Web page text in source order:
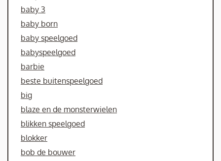
baby 3
baby born
baby speelgoed
babyspeelgoed
barbie
beste buitenspeelgoed
big
blaze en de monsterwielen
blikken speelgoed
blokker
bob de bouwer